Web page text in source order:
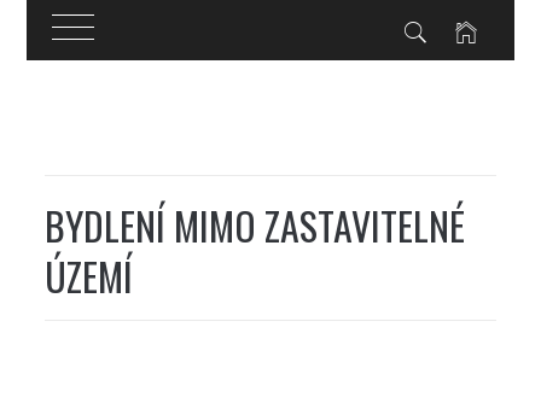
BYDLENÍ MIMO ZASTAVITELNÉ
ÚZEMÍ